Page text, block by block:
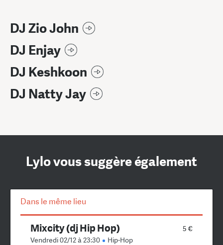
DJ Zio John
DJ Enjay
DJ Keshkoon
DJ Natty Jay
Lylo vous suggère également
Dans le même lieu
5 €
Mixcity (dj Hip Hop)
Vendredi 02/12 à 23:30 Hip-Hop